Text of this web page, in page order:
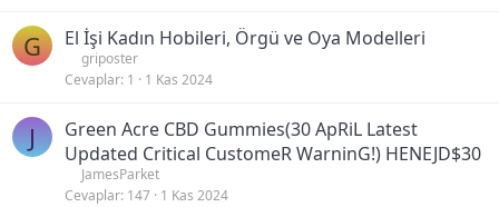
G El İşi Kadın Hobileri, Örgü ve Oya Modelleri
griposter
Cevaplar 1 1 Kas 2024
J
Green Acre CBD Gummies(30 ApRiL Latest
Updated Critical CustomeR WarninG!) HENEJD$30
JamesParket
Cevaplar 147 1 Kas 2024